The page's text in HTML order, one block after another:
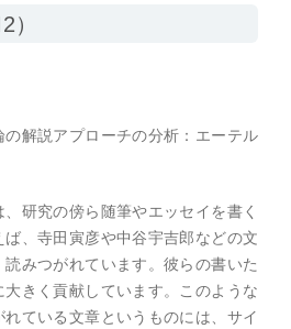
）
解説アプローチの分析：エーテル
研究の傍ら随筆やエッセイを書く
、寺田寅彦や中谷宇吉郎などの文
みつがれています。彼らの書いた
きく貢献しています。このような
ている文章というものには、サイ